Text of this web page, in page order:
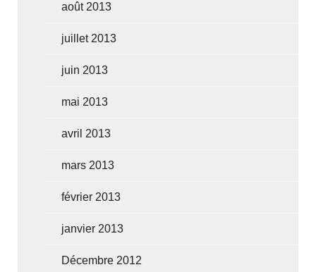
août 2013
juillet 2013
juin 2013
mai 2013
avril 2013
mars 2013
février 2013
janvier 2013
Décembre 2012